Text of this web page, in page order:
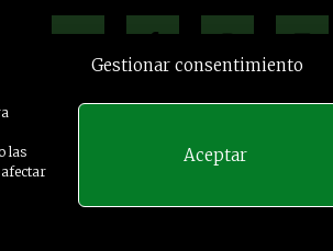
Gestionar consentimiento
las
afectar
Aceptar
- 2024SANcotec-Aviso Legal|